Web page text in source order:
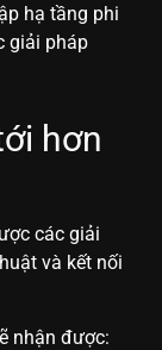
hạ tầng phi
giải pháp
hơn
các giải
và kết nối
nhận được: